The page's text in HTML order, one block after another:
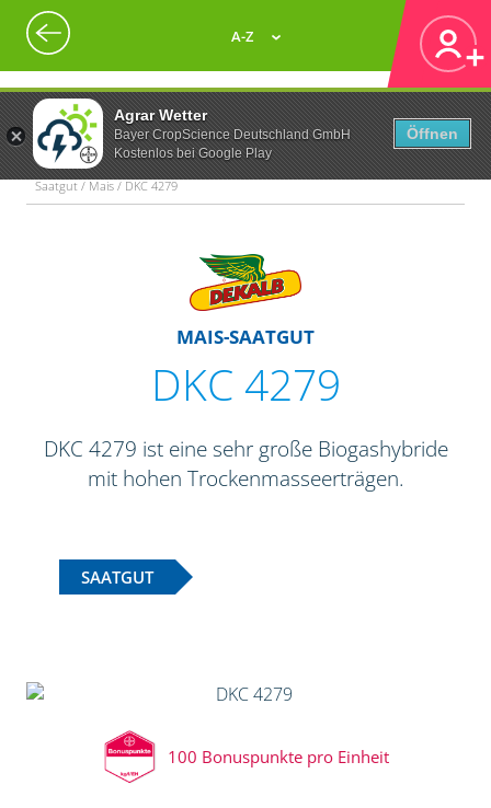
Agrar Wetter
Bayer CropScience Deutschland GmbH
Kostenlos bei Google Play
Öffnen
A-Z
Saatgut / Mais / DKC 4279
MAIS-SAATGUT
DKC 4279
DKC 4279 ist eine sehr große Biogashybride
mit hohen Trockenmasseerträgen.
SAATGUT
100 Bonuspunkte pro Einheit